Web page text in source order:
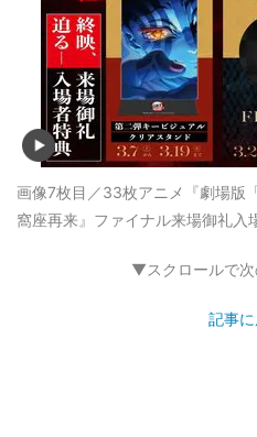
画像7枚目／33枚アニメ『劇場版
窩座再来』ファイナル来場御礼入
▼スクロールで
記事